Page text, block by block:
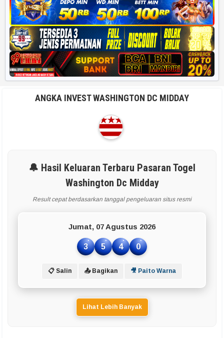
ANGKA INVEST WASHINGTON DC MIDDAY
🔔 Hasil Keluaran Terbaru Pasaran Togel
Washington Dc Midday
Result cepat berdasarkan tanggal pengeluaran situs resmi
Jumat, 07 Agustus 2026
3 5 4 0
📋 Salin 📤 Bagikan 🎥 Paito Warna
Lihat Lebih Banyak